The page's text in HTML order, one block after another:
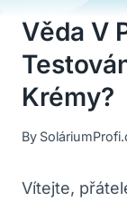
Věda V
Krémy?
By
Vítejte,